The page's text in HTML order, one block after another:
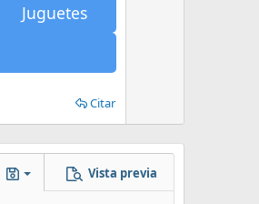
Juguetes
Citar
editor
Borradores Vista previa